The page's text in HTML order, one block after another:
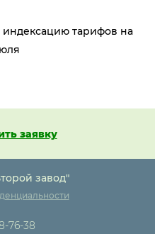
тарифов на
заявку
завод"
76-38